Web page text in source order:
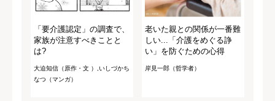
「要介護認定」の調査で、
家族が注意すべきことと
は?
大迫知信（原作・文 ）,いしづかち
なつ（マンガ）
老いた親との関係が一番難
しい...「介護をめぐる諍
い」を防ぐための心得
岸見一郎（哲学者）